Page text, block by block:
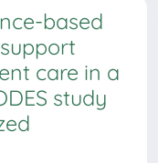
based
care in a
study